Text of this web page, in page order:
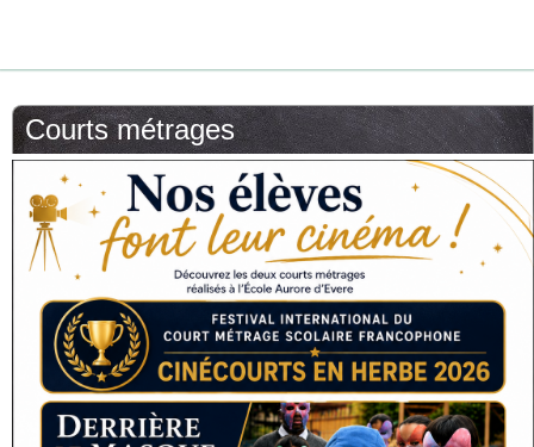
Courts métrages